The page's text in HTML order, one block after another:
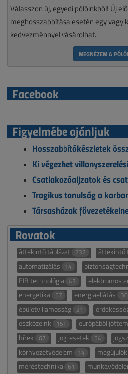
Válasszon új, egyedi pólóinkból! Új
meghosszabbítása esetén egy vagy
kedvezménnyel vásárolhat.
MEGNÉZEM A
Facebook
Figyelmébe ajánljuk
Hosszabbítókészletek
Ki végezhet
Csatlakozóaljzatok és
Tragikus tanulság a
Társasházak
Rovatok
áttekintő táblázat 232 áttekintő
automatizálás 14
EIB technológia 43 elektromos
energetika 57 energiaellátás 30
épületvillamosság 21
eszközeink 151 európából jöttem
hírek 67 jogi esetek 54
környezetvédelem 14 megújulók
méréstechnika 61